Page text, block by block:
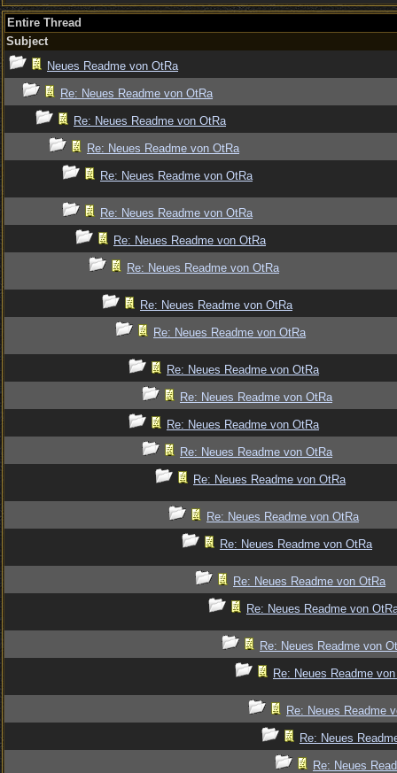
Entire Thread
Subject
Neues Readme von OtRa
Re: Neues Readme von OtRa
Re: Neues Readme von OtRa
Re: Neues Readme von OtRa
Re: Neues Readme von OtRa
Re: Neues Readme von OtRa
Re: Neues Readme von OtRa
Re: Neues Readme von OtRa
Re: Neues Readme von OtRa
Re: Neues Readme von OtRa
Re: Neues Readme von OtRa
Re: Neues Readme von OtRa
Re: Neues Readme von OtRa
Re: Neues Readme von OtRa
Re: Neues Readme von OtRa
Re: Neues Readme von OtRa
Re: Neues Readme von OtRa
Re: Neues Readme von OtRa
Re: Neues Readme von
Re: Neues Readme von
Re: Neues Readme
Re: Neues Readme
Re: Neues
Re: Neues